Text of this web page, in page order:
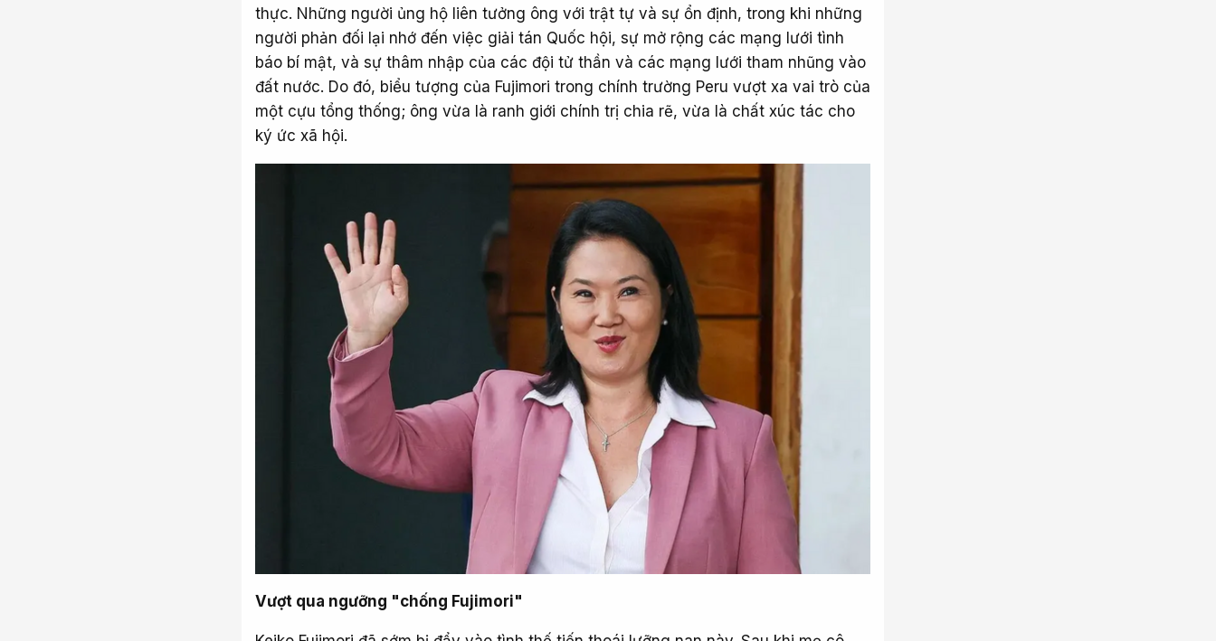
thực. Những người ủng hộ liên tưởng ông với trật tự và sự ổn định, trong khi những
người phản đối lại nhớ đến việc giải tán Quốc hội, sự mở rộng các mạng lưới tình
báo bí mật, và sự thâm nhập của các đội tử thần và các mạng lưới tham nhũng vào
đất nước. Do đó, biểu tượng của Fujimori trong chính trường Peru vượt xa vai trò của
một cựu tổng thống; ông vừa là ranh giới chính trị chia rẽ, vừa là chất xúc tác cho
ký ức xã hội.
Vượt qua ngưỡng "chống Fujimori"